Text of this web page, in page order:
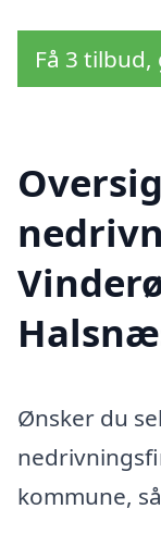
Få 3
Ønsker du
kommune,